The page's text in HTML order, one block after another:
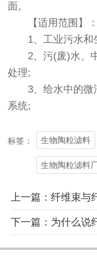
面。
【适用范围】：
1、工业污水和
2、污(废)水、中
处理;
3、给水中的微
系统;
标签： 生物陶粒滤料
生物陶粒滤料
上一篇：纤维束与
下一篇：为什么说